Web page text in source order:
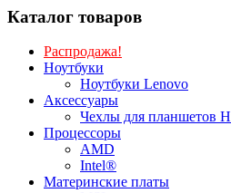
Каталог товаров
Распродажа!
Ноутбуки
Ноутбуки Lenovo
Аксессуары
Чехлы для планшетов
Процессоры
AMD
Intel®
Материнские платы